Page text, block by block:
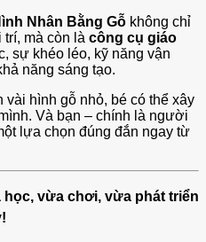
Nhân Bằng Gỗ không chỉ
trí, mà còn là công cụ giáo
sự khéo léo, kỹ năng vận
năng sáng tạo.
vài hình gỗ nhỏ, bé có thể xây
Và bạn – chính là người
lựa chọn đúng đắn ngay từ
vừa chơi, vừa phát triển